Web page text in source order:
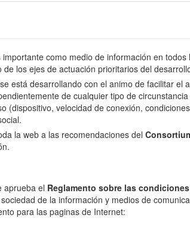
como medio de información en
los ejes de actuación prioritarios del
está desarrollando con el animo de facilitar
de cualquier tipo de
(dispositivo, velocidad de conexión,
la web a las recomendaciones del
aprueba el Reglamento sobre las
de la información y medios de
para las paginas de Internet: